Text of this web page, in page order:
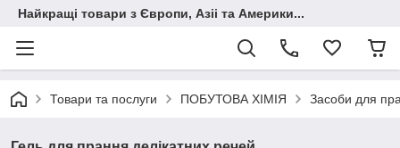
Найкращі товари з Європи, Азіі та Америки...
Товари та послуги ПОБУТОВА ХІМІЯ Засоби для